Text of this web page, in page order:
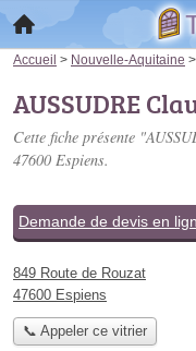
Accueil > Nouvelle-Aquitaine >
AUSSUDRE
Cette fiche présente
47600 Espiens.
Demande de devis en
849 Route de Rouzat
47600 Espiens
📞 Appeler ce vitrier